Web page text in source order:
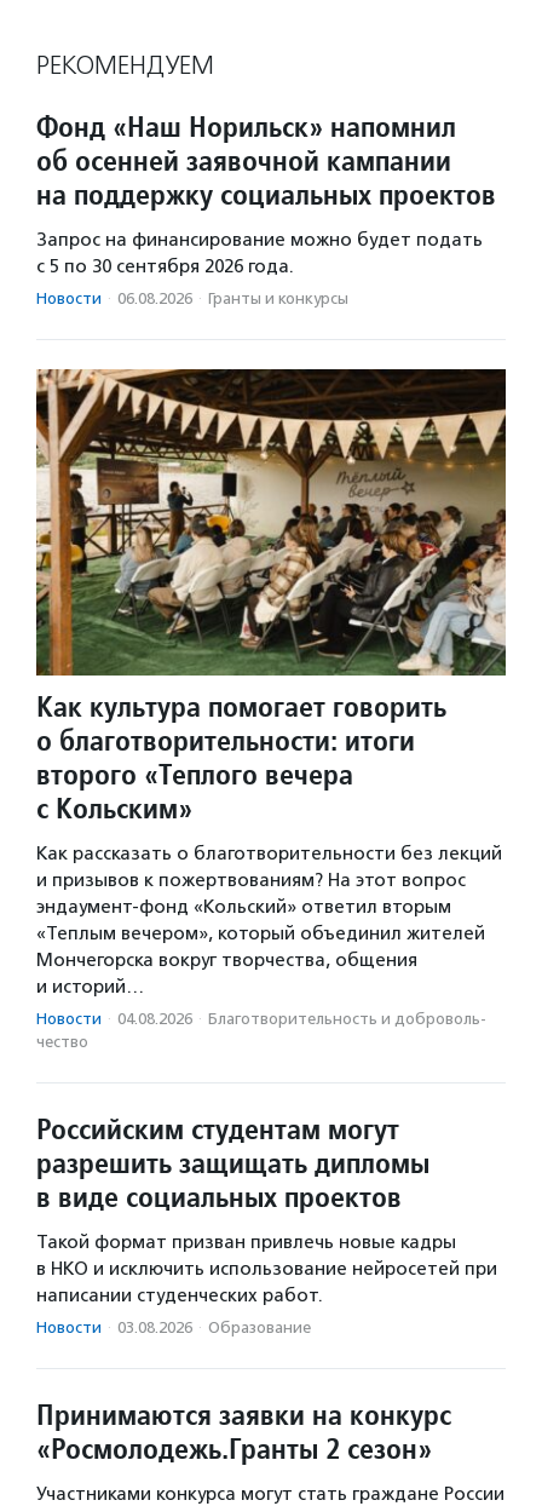
РЕКОМЕНДУЕМ
Фонд «Наш Норильск» напомнил
об осенней заявочной кампании
на поддержку социальных проектов
Запрос на финансирование можно будет подать
с 5 по 30 сентября 2026 года.
Новости · 06.08.2026 · Гранты и конкурсы
Как культура помогает говорить
о благотворительности: итоги
второго «Теплого вечера
с Кольским»
Как рассказать о благотворительности без лекций
и призывов к пожертвованиям? На этот вопрос
эндаумент-фонд «Кольский» ответил вторым
«Теплым вечером», который объединил жителей
Мончегорска вокруг творчества, общения
и историй…
Новости · 04.08.2026 · Благотвори­тель­ность и доброволь­
чест­во
Российским студентам могут
разрешить защищать дипломы
в виде социальных проектов
Такой формат призван привлечь новые кадры
в НКО и исключить использование нейросетей при
написании студенческих работ.
Новости · 03.08.2026 · Образование
Принимаются заявки на конкурс
«Росмолодежь.Гранты 2 сезон»
Участниками конкурса могут стать граждане России